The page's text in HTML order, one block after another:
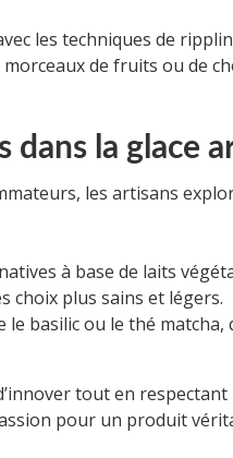
les techniques de
de fruits ou de
dans la glace
les artisans
à base de laits
choix plus sains et légers.
le basilic ou le thé matcha,
tout en
pour un produit